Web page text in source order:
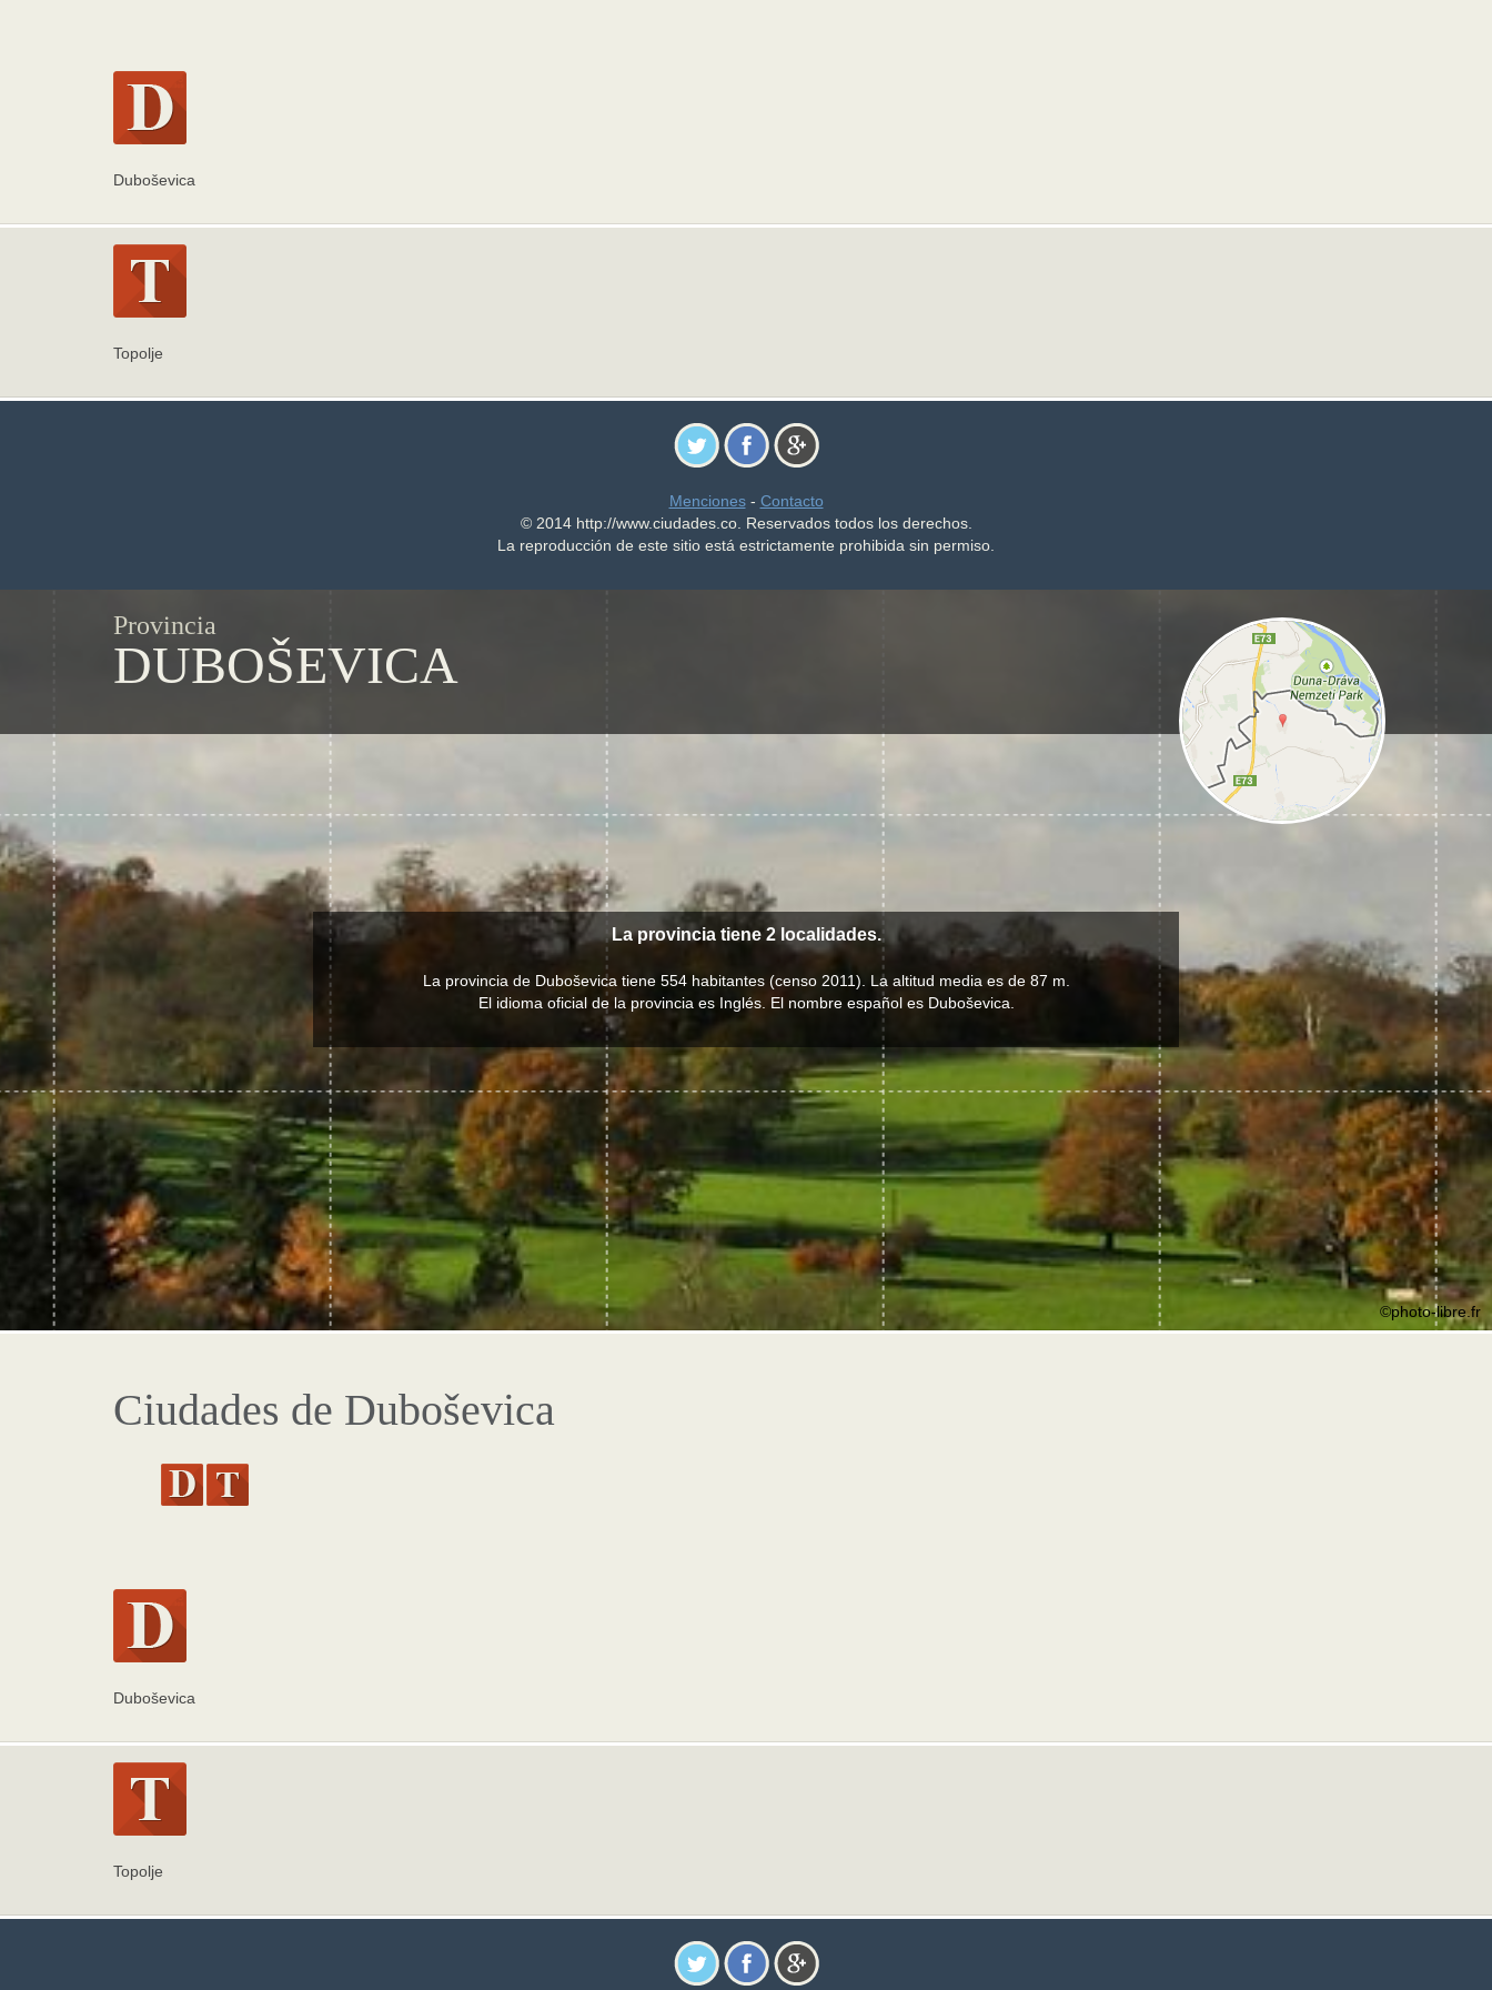
Duboševica
Topolje
Menciones- Contacto
© 2014 http://www.ciudades.co. Reservados todos los derechos.
La reproducción de este sitio está estrictamente prohibida sin permiso.
Provincia
DUBOŠEVICA
La provincia tiene 2 localidades.
La provincia de Duboševica tiene 554 habitantes (censo 2011). La altitud media es de 87 m.
El idioma oficial de la provincia es Inglés. El nombre español es Duboševica.
©photo-libre.fr
Ciudades de Duboševica
Duboševica
Topolje